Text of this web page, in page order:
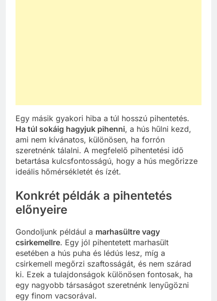
Egy másik gyakori hiba a túl hosszú pihentetés.
Ha túl sokáig hagyjuk pihenni, a hús hűlni kezd,
ami nem kívánatos, különösen, ha forrón
szeretnénk tálalni. A megfelelő pihentetési idő
betartása kulcsfontosságú, hogy a hús megőrizze
ideális hőmérsékletét és ízét.
Konkrét példák a pihentetés
előnyeire
Gondoljunk például a marhasültre vagy
csirkemellre. Egy jól pihentetett marhasült
esetében a hús puha és lédús lesz, míg a
csirkemell megőrzi szaftosságát, és nem szárad
ki. Ezek a tulajdonságok különösen fontosak, ha
egy nagyobb társaságot szeretnénk lenyűgözni
egy finom vacsorával.